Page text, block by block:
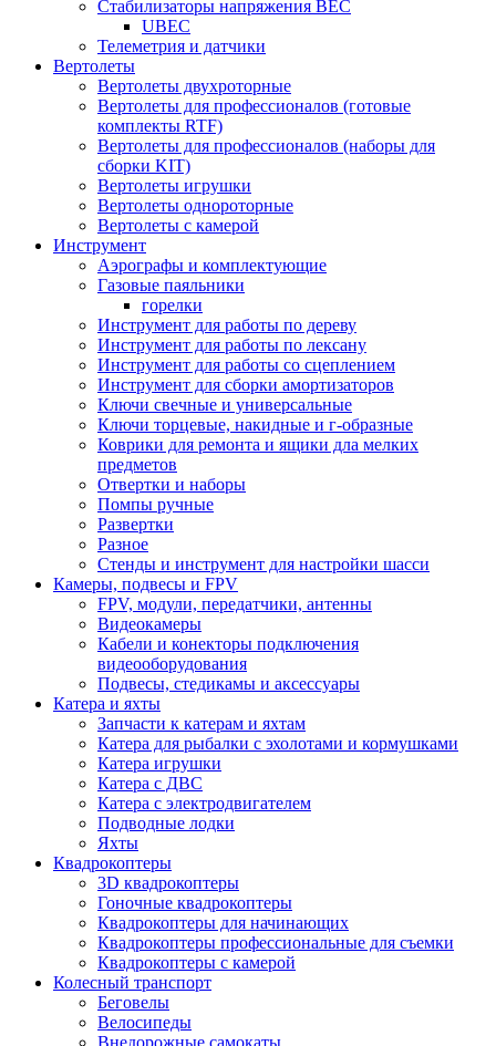
Стабилизаторы напряжения BEC
UBEC
Телеметрия и датчики
Вертолеты
Вертолеты двухроторные
Вертолеты для профессионалов (готовые
комплекты RTF)
Вертолеты для профессионалов (наборы для
сборки KIT)
Вертолеты игрушки
Вертолеты однороторные
Вертолеты с камерой
Инструмент
Аэрографы и комплектующие
Газовые паяльники
горелки
Инструмент для работы по дереву
Инструмент для работы по лексану
Инструмент для работы со сцеплением
Инструмент для сборки амортизаторов
Ключи свечные и универсальные
Ключи торцевые, накидные и г-образные
Коврики для ремонта и ящики дла мелких
предметов
Отвертки и наборы
Помпы ручные
Развертки
Разное
Стенды и инструмент для настройки шасси
Камеры, подвесы и FPV
FPV, модули, передатчики, антенны
Видеокамеры
Кабели и конекторы подключения
видеооборудования
Подвесы, стедикамы и аксессуары
Катера и яхты
Запчасти к катерам и яхтам
Катера для рыбалки с эхолотами и кормушками
Катера игрушки
Катера с ДВС
Катера с электродвигателем
Подводные лодки
Яхты
Квадрокоптеры
3D квадрокоптеры
Гоночные квадрокоптеры
Квадрокоптеры для начинающих
Квадрокоптеры профессиональные для съемки
Квадрокоптеры с камерой
Колесный транспорт
Беговелы
Велосипеды
Внедорожные самокаты